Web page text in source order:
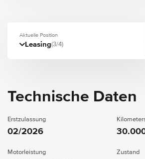
Aktuelle Position
Leasing(3/4)
Technische Daten
Erstzulassung
02/2026
Motorleistung Zustand